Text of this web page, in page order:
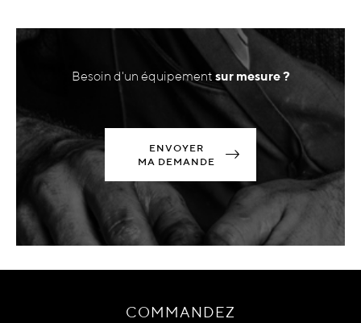
Besoin d'un équipement sur mesure ?
ENVOYER
MA DEMANDE
COMMANDEZ